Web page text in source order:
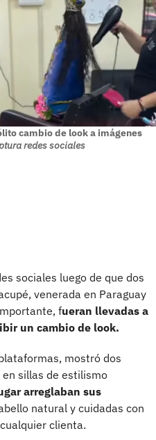
cambio de look a imágenes
redes sociales
sociales luego de que dos
venerada en Paraguay
fueran llevadas a
un cambio de look.
mostró dos
sillas de estilismo
arreglaban sus
natural y cuidadas con
clienta.